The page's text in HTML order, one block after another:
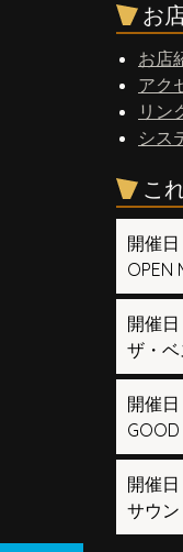
お
お店
アク
リン
シス
こ
開催
OPEN
開催
ザ・
開催
GOOD
開催
サウ